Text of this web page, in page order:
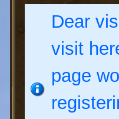
Dear
visit
page